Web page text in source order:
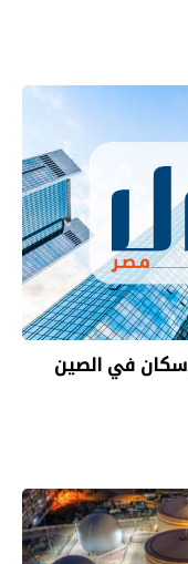
في الصين